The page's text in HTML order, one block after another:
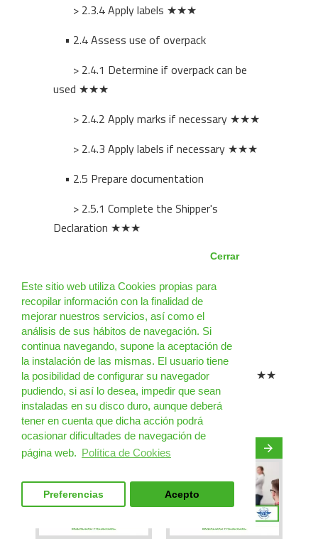
Este sitio web utiliza Cookies propias para
recopilar información con la finalidad de
mejorar nuestros servicios, así como el
análisis de sus hábitos de navegación. Si
continua navegando, supone la aceptación de
la instalación de las mismas. El usuario tiene
la posibilidad de configurar su navegador
pudiendo, si así lo desea, impedir que sean
instaladas en su disco duro, aunque deberá
tener en cuenta que dicha acción podrá
ocasionar dificultades de navegación de
página web. Política de Cookies
Cerrar
Preferencias Acepto
> 2.3.4 Apply labels ★★★
• 2.4 Assess use of overpack
> 2.4.1 Determine if overpack can be
used ★★★
> 2.4.2 Apply marks if necessary ★★★
> 2.4.3 Apply labels if necessary ★★★
• 2.5 Prepare documentation
> 2.5.1 Complete the Shipper's
Declaration ★★★
> 2.5.2 Complete other transport
> 2.5.3 Include other required
documentation ( approvals / exemptions,
etc.)★★★
> 2.5.4 Retain copies of documents
★★★
CURSOS MERCANCÍAS PELIGROSAS EN
BARCELONA